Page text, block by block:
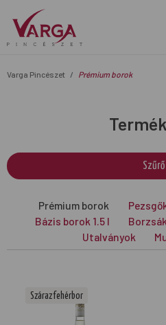
Varga Pincészet Prémium borok
Szűrő
Prémium borok
Bázis borok 1.5 l
Utalványok
Száraz fehérbor